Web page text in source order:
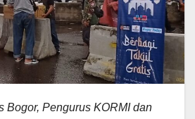
Bogor, Pengurus KORMI dan